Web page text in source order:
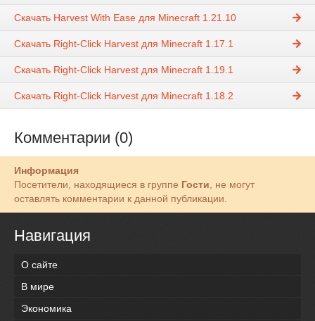
Скачать Harvest With Ease для Minecraft 1.21.10
Скачать Right-Click Harvest для Minecraft 1.17.1
Скачать Right-Click Harvest для Minecraft 1.19.1
Скачать Right-Click Harvest для Minecraft 1.18.2
Комментарии (0)
Информация
Посетители, находящиеся в группе Гости , не могут
оставлять комментарии к данной публикации.
Навигация
О сайте
В мире
Экономика